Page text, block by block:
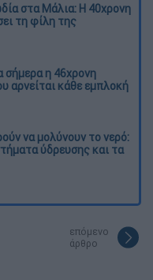
στα Μάλια: Η 40χρονη
τη φίλη της
σήμερα η 46χρονη
αρνείται κάθε εμπλοκή
να μολύνουν το νερό:
ύδρευσης και τα
επόμενο
άρθρο